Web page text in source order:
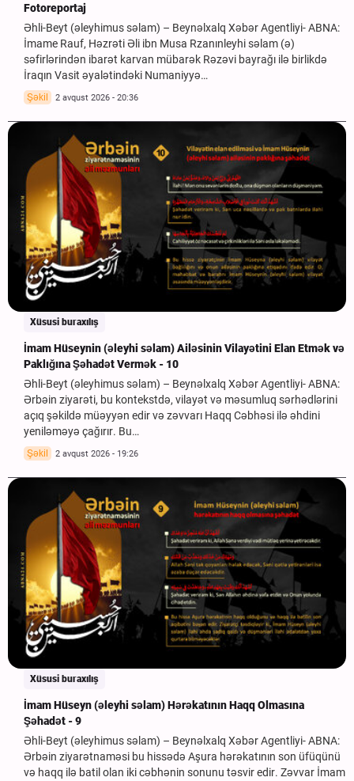
Fotoreportaj
Əhli-Beyt (əleyhimus səlam) – Beynəlxalq Xəbər Agentliyi- ABNA:
İmame Rauf, Həzrəti Əli ibn Musa Rzanınleyhi səlam (ə)
səfirlərindən ibarət karvan mübarək Rəzəvi bayrağı ilə birlikdə
İraqın Vasit əyalətindəki Numaniyyə…
Şəkil 2 avqust 2026 - 20:36
Xüsusi buraxılış
İmam Hüseynin (əleyhi səlam) Ailəsinin Vilayətini Elan Etmək və
Paklığına Şəhadət Vermək - 10
Əhli-Beyt (əleyhimus səlam) – Beynəlxalq Xəbər Agentliyi- ABNA:
Ərbəin ziyarəti, bu kontekstdə, vilayət və məsumluq sərhədlərini
açıq şəkildə müəyyən edir və zəvvarı Haqq Cəbhəsi ilə əhdini
yeniləməyə çağırır. Bu…
Şəkil 2 avqust 2026 - 19:26
Xüsusi buraxılış
İmam Hüseyn (əleyhi səlam) Hərəkatının Haqq Olmasına
Şəhadət - 9
Əhli-Beyt (əleyhimus səlam) – Beynəlxalq Xəbər Agentliyi- ABNA:
Ərbəin ziyarətnaməsi bu hissədə Aşura hərəkatının son üfüqünü
və haqq ilə batil olan iki cəbhənin sonunu təsvir edir. Zəvvar İmam